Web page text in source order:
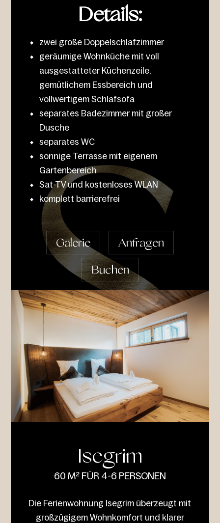
Details:
zwei große Doppelschlafzimmer
geräumige Wohnküche mit voll
ausgestatteter Küchenzeile,
gemütlichem Essbereich und
vollwertigem Schlafsofa
separates Badezimmer mit großer
Dusche
separates WC
sonnige Terrasse mit eigenem
Gartenbereich
Sat-TV und kostenloses WLAN
komplett barrierefrei
Galerie
Anfragen
Buchen
Isegrim
60 M² FÜR 4-6 PERSONEN
Die Ferienwohnung Isegrim überzeugt mit
großzügigem Wohnkomfort und klarer